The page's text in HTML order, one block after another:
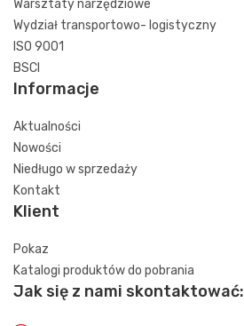
Warsztaty narzędziowe
Wydział transportowo- logistyczny
ISO 9001
BSCI
Informacje
Aktualności
Nowości
Niedługo w sprzedaży
Kontakt
Klient
Pokaz
Katalogi produktów do pobrania
Jak się z nami skontaktować: